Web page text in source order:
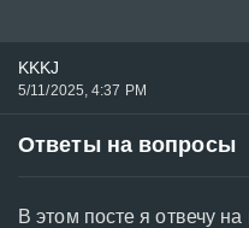
5/11/2025, 4:37 PM
KKKJ
Ответы на вопросы
В этом посте я отвечу